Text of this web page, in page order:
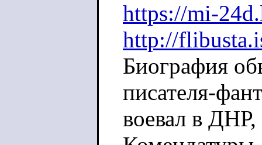
https://mi-
http://
Биография
писателя-
воевал в